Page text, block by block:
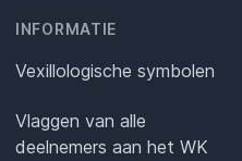
INFORMATIE
Vexillologische symbolen
Vlaggen van alle
deelnemers aan het WK